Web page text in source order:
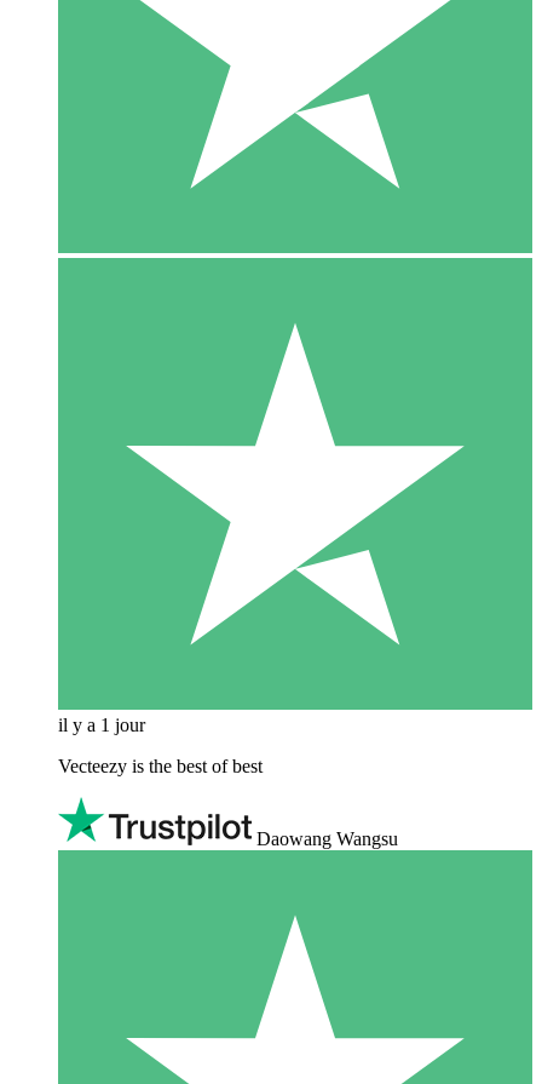
il y a 1 jour
Vecteezy is the best of best
Daowang Wangsu